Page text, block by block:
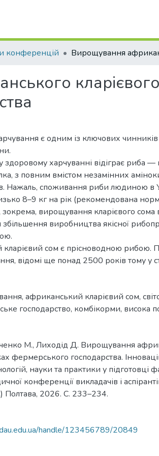
конференцій
є одним із ключових
здоровому харчуванні відіграє риба
з повним вмістом незамінних
Нажаль, споживання риби людиною в
8–9 кг на рік (рекомендована
зокрема, вирощування кларієвого сома
виробництва якісної
сом є прісноводною рибою.
відомі ще понад 2500 років тому у
, африканський кларієвий сом,
господарство, комбікорми, висока
М., Лиходід Д. Вирощування
фермерського господарства.
науки та практики у підготовці
конференції викладачів і
Полтава, 2026. С. 233–234.
handle/123456789/20849